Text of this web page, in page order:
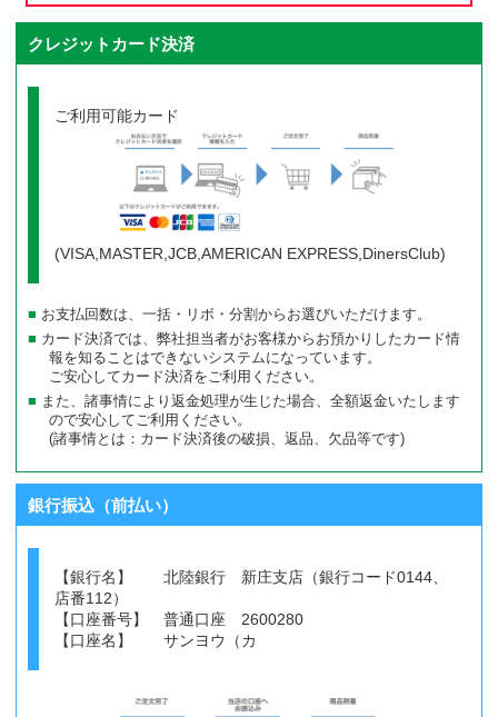
クレジットカード決済
ご利用可能カード
(VISA,MASTER,JCB,AMERICAN EXPRESS,DinersClub)
お支払回数は、一括・リボ・分割からお選びいただけます。
カード決済では、弊社担当者がお客様からお預かりしたカード情
報を知ることはできないシステムになっています。
ご安心してカード決済をご利用ください。
また、諸事情により返金処理が生じた場合、全額返金いたします
ので安心してご利用ください。
(諸事情とは：カード決済後の破損、返品、欠品等です)
銀行振込（前払い）
【銀行名】 北陸銀行 新庄支店（銀行コード0144、
店番112）
【口座番号】 普通口座 2600280
【口座名】 サンヨウ（カ